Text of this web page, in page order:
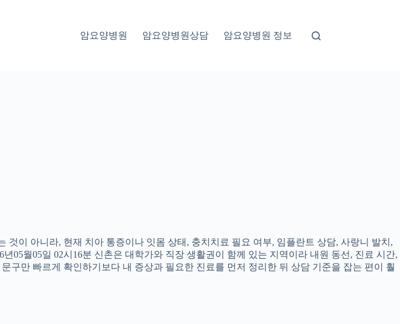
암요양병원 암요양병원상담 암요양병원 정보
것이 아니라, 현재 치아 통증이나 잇몸 상태, 충치치료 필요 여부, 임플란트 상담, 사랑니 발치,
05월05일 02시16분 신촌은 대학가와 직장 생활권이 함께 있는 지역이라 내원 동선, 진료 시간,
구만 빠르게 확인하기보다 내 증상과 필요한 진료를 먼저 정리한 뒤 상담 기준을 잡는 편이 훨